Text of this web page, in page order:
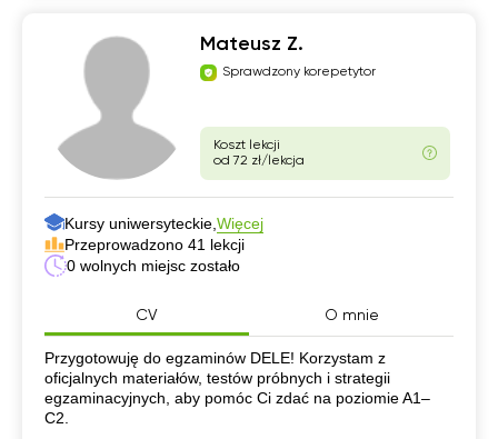
Mateusz Z.
Sprawdzony korepetytor
Koszt lekcji
od 72 zł/lekcja
Kursy uniwersyteckie, Więcej
Przeprowadzono 41 lekcji
0 wolnych miejsc zostało
CV O mnie
CV
Przygotowuję do egzaminów DELE! Korzystam z
oficjalnych materiałów, testów próbnych i strategii
egzaminacyjnych, aby pomóc Ci zdać na poziomie A1–
C2.